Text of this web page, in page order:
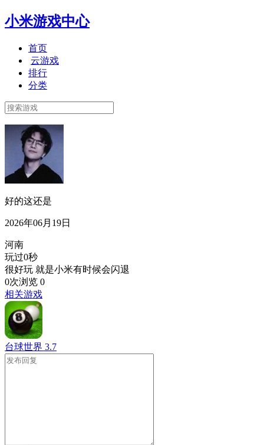
小米游戏中心
首页
云游戏
排行
分类
好的这还是
2026年06月19日
河南
玩过0秒
很好玩 就是小米有时候会闪退
0次浏览 0
相关游戏
台球世界 3.7